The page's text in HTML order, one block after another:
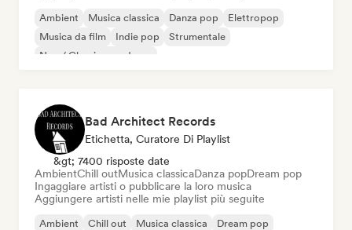
Ambient Musica classica Danza pop
Elettropop
Musica da film
Indie pop
Strumentale
Neo / Classico moderno
Bad Architect Records
Etichetta, Curatore Di Playlist
&gt; 7400 risposte date
AmbientChill outMusica classicaDanza popDream pop
Ingaggiare artisti o pubblicare la loro musica
Aggiungere artisti nelle mie playlist più seguite
Ambient Chill out Musica classica
Dream pop